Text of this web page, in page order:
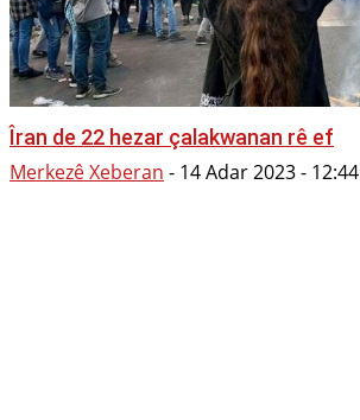
Îran de 22 hezar çalakwanan rê ef
Merkezê Xeberan - 14 Adar 2023 - 12:44